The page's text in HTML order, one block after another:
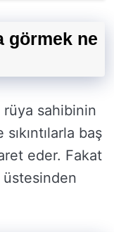
görmek ne
sahibinin
baş
eder. Fakat
üstesinden